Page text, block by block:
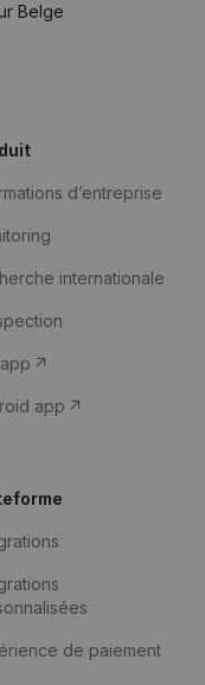
Belge
d’entreprise
internationale
app
de paiement